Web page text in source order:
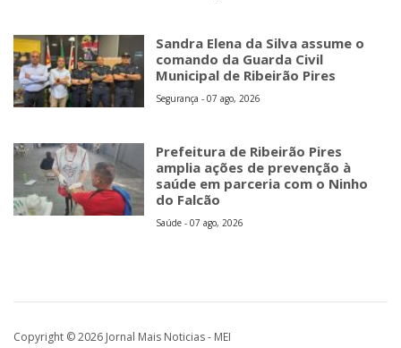
Sandra Elena da Silva assume o
comando da Guarda Civil
Municipal de Ribeirão Pires
Segurança - 07 ago, 2026
Prefeitura de Ribeirão Pires
amplia ações de prevenção à
saúde em parceria com o Ninho
do Falcão
Saúde - 07 ago, 2026
Copyright © 2026 Jornal Mais Noticias - MEI